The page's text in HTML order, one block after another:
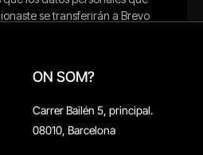
ON SOM?
Carrer Bailén 5, principal.
08010, Barcelona